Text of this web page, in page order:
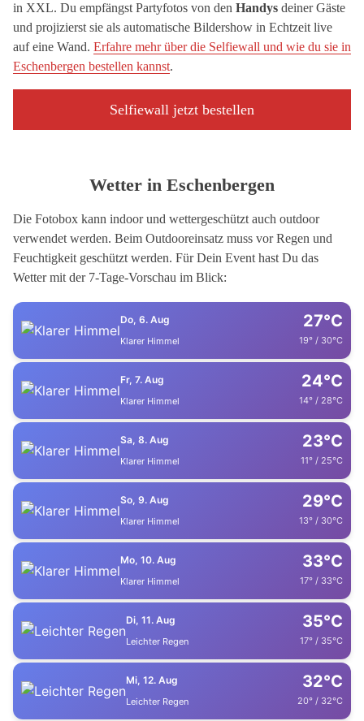
in XXL. Du empfängst Partyfotos von den Handys deiner Gäste
und projizierst sie als automatische Bildershow in Echtzeit live
auf eine Wand. Erfahre mehr über die Selfiewall und wie du sie in
Eschenbergen bestellen kannst.
Selfiewall jetzt bestellen
Wetter in Eschenbergen
Die Fotobox kann indoor und wettergeschützt auch outdoor
verwendet werden. Beim Outdooreinsatz muss vor Regen und
Feuchtigkeit geschützt werden. Für Dein Event hast Du das
Wetter mit der 7-Tage-Vorschau im Blick:
Do, 6. Aug
Klarer Himmel
27°C
19° / 30°C
Fr, 7. Aug
Klarer Himmel
24°C
14° / 28°C
Sa, 8. Aug
Klarer Himmel
23°C
11° / 25°C
So, 9. Aug
Klarer Himmel
29°C
13° / 30°C
Mo, 10. Aug
Klarer Himmel
33°C
17° / 33°C
Di, 11. Aug
Leichter Regen
35°C
17° / 35°C
Mi, 12. Aug
Leichter Regen
32°C
20° / 32°C